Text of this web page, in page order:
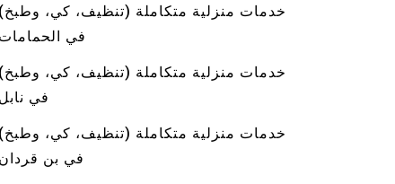
خدمات منزلية متكاملة (تنظيف، كي، وطبخ)
في الحمامات
خدمات منزلية متكاملة (تنظيف، كي، وطبخ)
في نابل
خدمات منزلية متكاملة (تنظيف، كي، وطبخ)
في بن قردان